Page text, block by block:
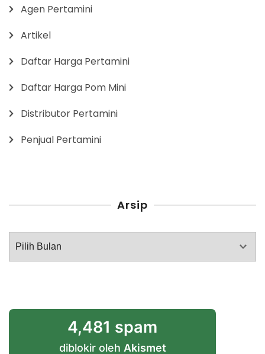
Agen Pertamini
Artikel
Daftar Harga Pertamini
Daftar Harga Pom Mini
Distributor Pertamini
Penjual Pertamini
Arsip
Arsip
4,481 spam
diblokir oleh Akismet